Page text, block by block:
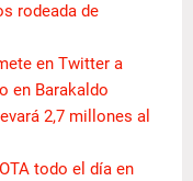
rodeada de
en Twitter a
en Barakaldo
2,7 millones al
todo el día en